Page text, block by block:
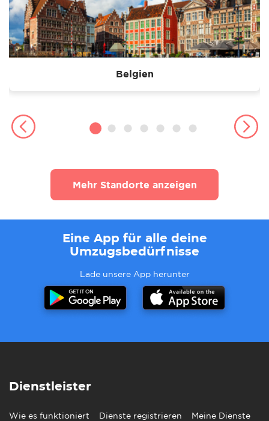
Mehr Standorte anzeigen
Belgien
Eine App für alle deine
Umzugsbedürfnisse
Lade unsere App herunter
Dienstleister
Wie es funktioniert Dienste registrieren
Meine Dienste